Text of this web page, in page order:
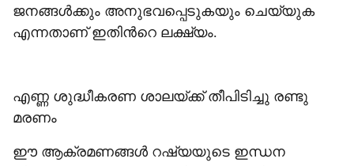
ജനങ്ങൾക്കും അനുഭവപ്പെടുകയും ചെയ്യുക
എന്നതാണ് ഇതിന്‍റെ ലക്ഷ്യം.
എണ്ണ ശുദ്ധീകരണ ശാലയ്ക്ക് തീപിടിച്ചു രണ്ടു
മരണം
ഈ ആക്രമണങ്ങൾ റഷ്യയുടെ ഇന്ധന